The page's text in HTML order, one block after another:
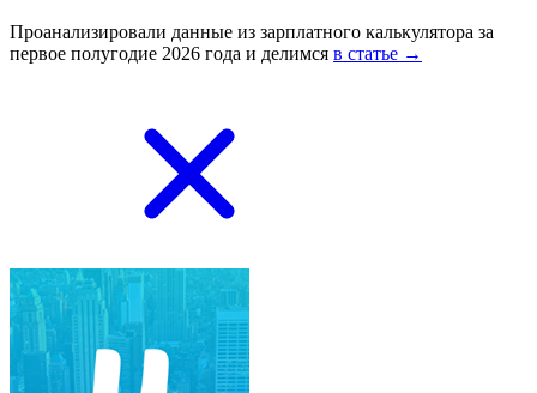
Проанализировали данные из зарплатного калькулятора за
первое полугодие 2026 года и делимся в статье →